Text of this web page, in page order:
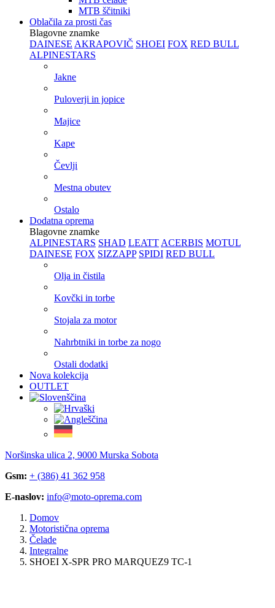
MTB ščitniki
Oblačila za prosti čas
Blagovne znamke
DAINESE AKRAPOVIČ SHOEI FOX RED BULL
ALPINESTARS
Jakne
Puloverji in jopice
Majice
Kape
Čevlji
Mestna obutev
Ostalo
Dodatna oprema
Blagovne znamke
ALPINESTARS SHAD LEATT ACERBIS MOTUL
DAINESE FOX SIZZAPP SPIDI RED BULL
Olja in čistila
Kovčki in torbe
Stojala za motor
Nahrbtniki in torbe za nogo
Ostali dodatki
Nova kolekcija
OUTLET
Noršinska ulica 2, 9000 Murska Sobota
Gsm: + (386) 41 362 958
E-naslov: info@moto-oprema.com
Domov
Motoristična oprema
Čelade
Integralne
SHOEI X-SPR PRO MARQUEZ9 TC-1